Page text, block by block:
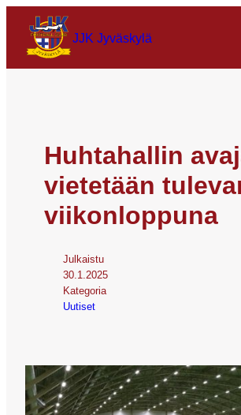
JJK Jyväskylä
Huhtahallin
vietetään
viikonloppuna
Julkaistu
30.1.2025
Kategoria
Uutiset